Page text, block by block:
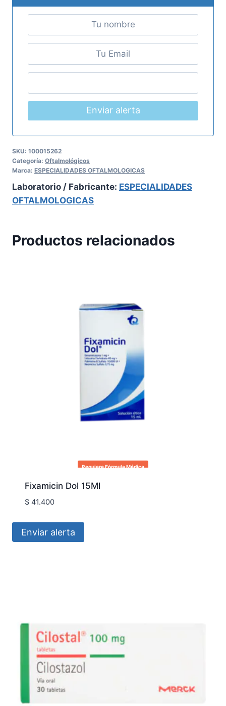
Enviar alerta
SKU: 100015262
Categoría: Oftalmológicos
Marca: ESPECIALIDADES OFTALMOLOGICAS
Laboratorio / Fabricante: ESPECIALIDADES
OFTALMOLOGICAS
Productos relacionados
Requiere Fórmula Médica
Fixamicin Dol 15Ml
$41.400
Enviar alerta